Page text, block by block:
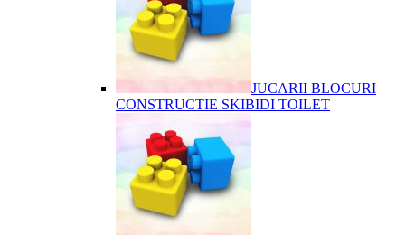
JUCARII BLOCURI
CONSTRUCTIE SKIBIDI TOILET